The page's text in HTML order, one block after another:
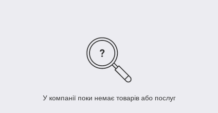
У компанії поки немає товарів або послуг